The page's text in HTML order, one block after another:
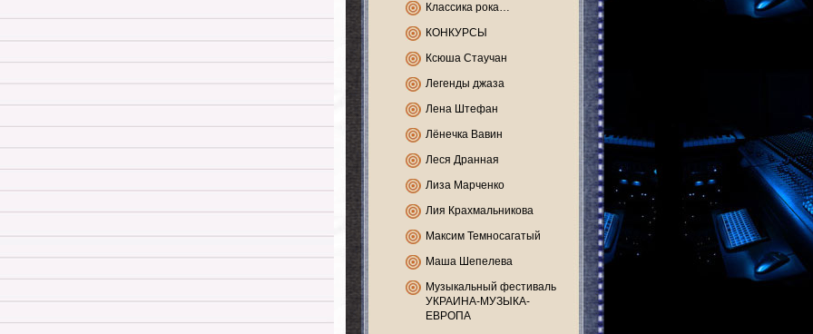
Классика рока…
КОНКУРСЫ
Ксюша Стаучан
Легенды джаза
Лена Штефан
Лёнечка Вавин
Леся Дранная
Лиза Марченко
Лия Крахмальникова
Максим Темносагатый
Маша Шепелева
Музыкальный фестиваль
УКРАИНА-МУЗЫКА-
ЕВРОПА